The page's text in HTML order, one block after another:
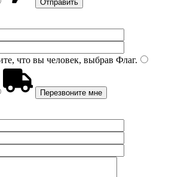
что вы человек, выбрав Флаг.